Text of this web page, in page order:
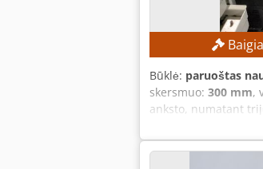
Būklė: paruoštas
skersmuo: 300 mm,
anksto, numatant
apdirbamo gaminio
Įrankių laikiklis: 12
apie 6 458 val.